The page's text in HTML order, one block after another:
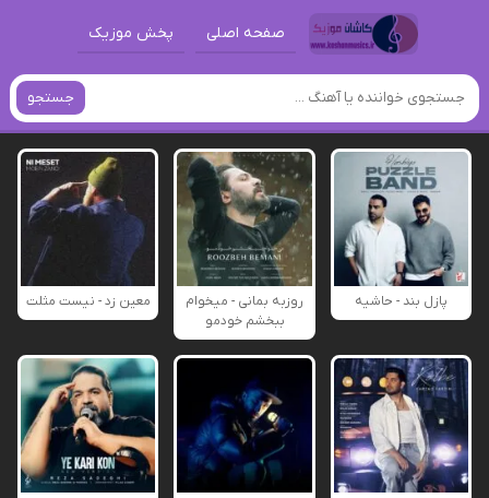
صفحه اصلی پخش موزیک
جستجو
پازل بند - حاشیه
روزبه بمانی - میخوام
ببخشم خودمو
معین زد - نیست مثلت